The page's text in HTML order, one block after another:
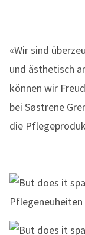
«Wir sind
und ästhetisch
können wir
bei Søstrene
die